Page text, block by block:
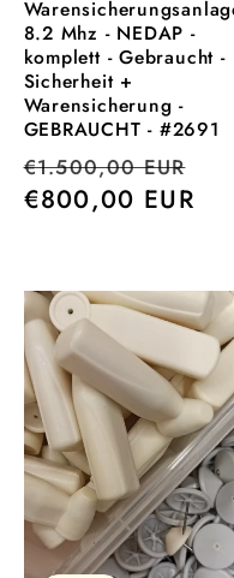
8.2 Mhz - NEDAP -
komplett - Gebraucht -
Sicherheit +
Warensicherung -
GEBRAUCHT - #2691
Normaler
Preis
€1.500,00 EUR
€800,00 EUR